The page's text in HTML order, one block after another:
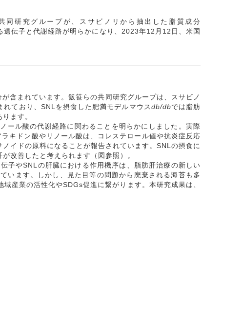
研究グループが、スサビノリから抽出した脂質成分
伝子と代謝経路が明らかになり、2023年12月12日、米国
含まれています。飯笹らの共同研究グループは、スサビノ
ており、SNLを摂食した肥満モデルマウスdb/dbでは脂肪
ます。
ール酸の代謝経路に関わることを明らかにしました。実際
キドン酸やリノール酸は、コレステロール値や抗炎症反応
イドの原料になることが報告されています。SNLの摂食に
改善したと考えられます（図参照）。
子やSNLの肝臓における作用機序は、脂肪肝治療の新しい
います。しかし、見た目等の問題から廃棄される海苔も多
産業の活性化やSDGs促進に繋がります。本研究成果は、